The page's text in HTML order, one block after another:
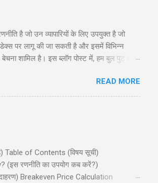
है जो उन व्यापारियों के लिए उपयुक्त है जो
पर लागू की जा सकती है और इसमें विभिन्न
शामिल है। इस ब्लॉग पोस्ट में, हम बुल पुट लैडर
है ताकि आप सूचित निर्णय ले सकें। सामग्री
READ MORE
Table of Contents (विषय सूची)
(इस रणनीति का उपयोग कब करें?)
Breakeven Price Calculation